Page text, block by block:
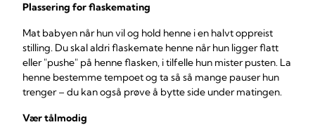
Plassering for flaskemating
Mat babyen når hun vil og hold henne i en halvt oppreist
stilling. Du skal aldri flaskemate henne når hun ligger flatt
eller "pushe" på henne flasken, i tilfelle hun mister pusten. La
henne bestemme tempoet og ta så så mange pauser hun
trenger – du kan også prøve å bytte side under matingen.
Vær tålmodig